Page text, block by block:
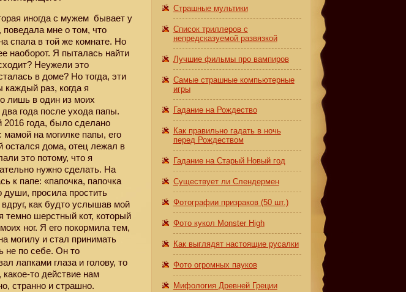
иногда с мужем бывает у
поведала мне о том, что
спала в той же комнате. Но
наоборот. Я пыталась найти
Неужели это
в доме? Но тогда, эти
раз, когда я
лишь в один из моих
два года после ухода папы.
года, было сделано
на могилке папы, его
остался дома, отец лежал в
это потому, что я
нужно сделать. На
к папе: «папочка, папочка
души, просила простить
как будто услышав мой
темно шерстный кот, который
ног. Я его покормила тем,
могилу и стал принимать
не по себе. Он то
лапками глаза и голову, то
то действие нам
странно и страшно.
Страшные мультики
Список триллеров с
непредсказуемой развязкой
Лучшие фильмы про вампиров
Самые страшные компьютерные
игры
Гадание на Рождество
Как правильно гадать в ночь
перед Рождеством
Гадание на Старый Новый год
Существует ли Слендермен
Фотографии призраков (50 шт.)
Фото кукол Monster High
Как выглядят настоящие русалки
Фото огромных пауков
Мифология Древней Греции